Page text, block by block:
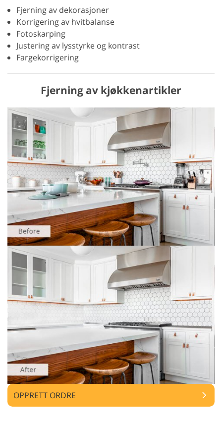
Fjerning av dekorasjoner
Korrigering av hvitbalanse
Fotoskarping
Justering av lysstyrke og kontrast
Fargekorrigering
Fjerning av kjøkkenartikler
OPPRETT ORDRE